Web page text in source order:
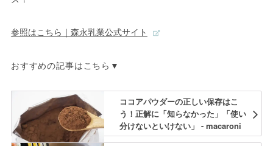
参照はこちら｜森永乳業公式サイト
おすすめの記事はこちら▼
ココアパウダーの正しい保存はこ
う！正解に「知らなかった」「使い
分けないといけない」 - macaroni